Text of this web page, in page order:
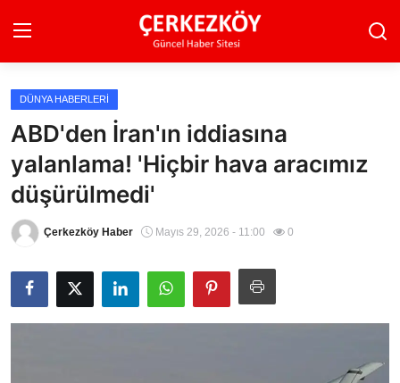
Ana Sayfa
Son Dakika
Ekonomi Haberleri
Magazin Haberleri
Spor Haberleri
DÜNYA HABERLERI
ABD'den İran'ın iddiasına
yalanlama! 'Hiçbir hava aracımız
düşürülmedi'
Çerkezköy Haber Mayıs 29, 2026 - 11:00 0